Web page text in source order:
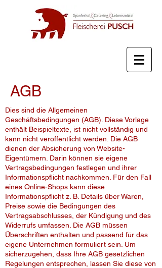
AGB
Dies sind die Allgemeinen
Geschäftsbedingungen (AGB). Diese Vorlage
enthält Beispieltexte, ist nicht vollständig und
kann nicht veröffentlicht werden. Die AGB
dienen der Absicherung von Website-
Eigentümern. Darin können sie eigene
Vertragsbedingungen festlegen und ihrer
Informationspflicht nachkommen. Für den Fall
eines Online-Shops kann diese
Informationspflicht z. B. Details über Waren,
Preise sowie die Bedingungen des
Vertragsabschlusses, der Kündigung und des
Widerrufs umfassen. Die AGB müssen
Überschriften enthalten und passend für das
eigene Unternehmen formuliert sein. Um
sicherzugehen, dass Ihre AGB gesetzlichen
Regelungen entsprechen, lassen Sie diese von